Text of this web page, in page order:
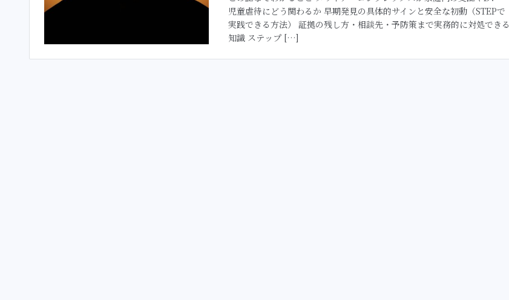
児童虐待にどう関わるか 早期発見の具体的サインと安全な初動（STEPで
実践できる方法） 証拠の残し方・相談先・予防策まで実務的に対処できる
知識 ステップ […]